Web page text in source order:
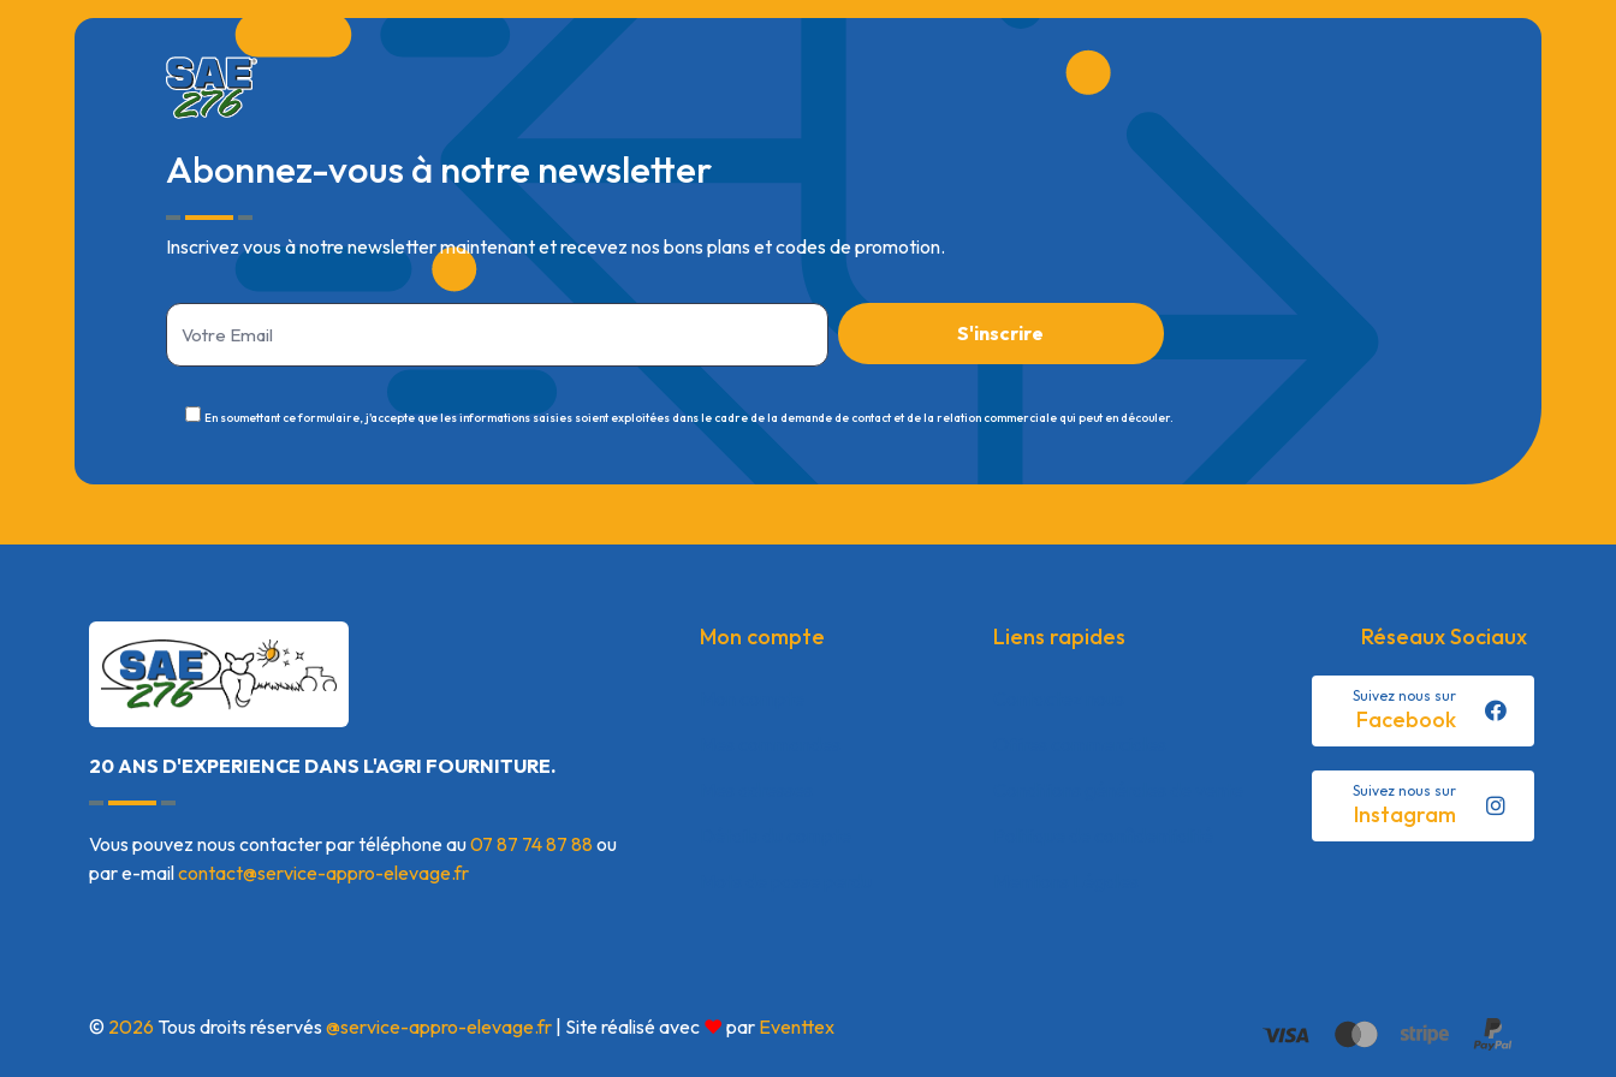
Abonnez-vous à notre newsletter
Inscrivez vous à notre newsletter maintenant et recevez nos bons plans et codes de promotion.
En soumettant ce formulaire, j'accepte que les informations saisies soient exploitées dans le cadre de la demande de contact et de la relation commerciale qui peut en découler.
20 ANS D'EXPERIENCE DANS L'AGRI FOURNITURE.
Vous pouvez nous contacter par téléphone au07 87 74 87 88 ou
par e-mailcontact@service-appro-elevage.fr
Mon compte Liens rapides Réseaux Sociaux
Facebook
Suivez nous sur
Instagram
Suivez nous sur
© 2026 Tous droits réservés @service-appro-elevage.fr | Site réalisé avec ❤ par Eventtex